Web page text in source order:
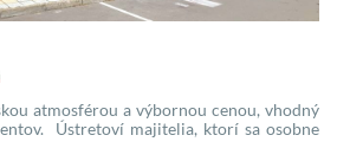
atmosférou a výbornou cenou, vhodný
Ústretoví majitelia, ktorí sa osobne